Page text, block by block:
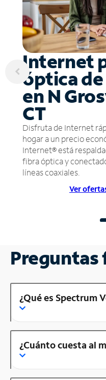
Internet
óptica
en N
CT
Disfruta de Internet
hogar a un precio
Internet® está
fibra óptica y
líneas coaxiales.
Ver
¿Qué es Spectrum
¿Cuánto cuesta al